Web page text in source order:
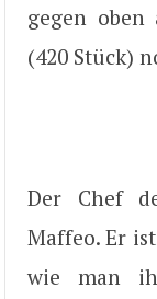
gegen oben
(420 Stück)
Der Chef
Maffeo. Er
wie man